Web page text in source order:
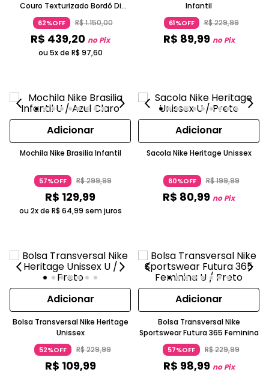
Couro Texturizado Bordô Di
Marly's
62%OFF R$1.150,00
R$ 439,20 no Pix
ou 5x de R$ 97,60
Infantil
61%OFF R$229,99
R$ 89,99 no Pix
Adicionar
Mochila Nike Brasilia Infantil
57%OFF R$299,99
R$ 129,99
ou 2x de R$ 64,99 sem juros
Adicionar
Sacola Nike Heritage Unissex
60%OFF R$199,99
R$ 80,99 no Pix
Adicionar
Bolsa Transversal Nike Heritage
Unissex
52%OFF R$229,99
R$ 109,99
Adicionar
Bolsa Transversal Nike
Sportswear Futura 365 Feminina
57%OFF R$229,99
R$ 98,99 no Pix